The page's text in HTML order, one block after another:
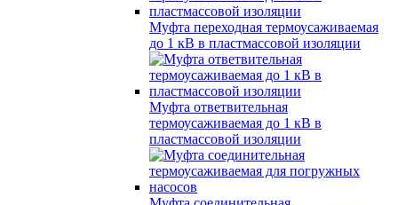
Муфта переходная термоусаживаемая
до 1 кВ в пластмассовой изоляции
Муфта ответвительная
термоусаживаемая до 1 кВ в
пластмассовой изоляции